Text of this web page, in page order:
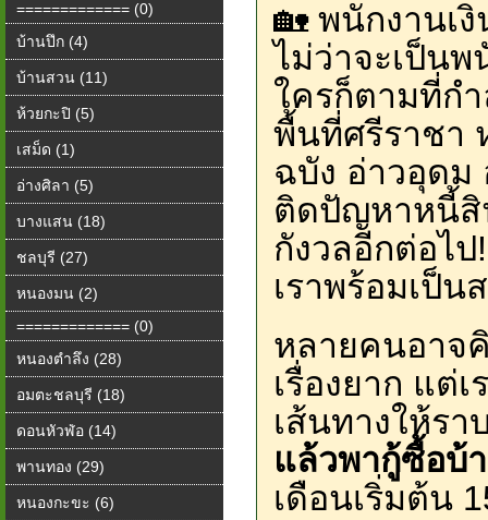
============= (0)
บ้านปึก (4)
บ้านสวน (11)
ห้วยกะปิ (5)
เสม็ด (1)
อ่างศิลา (5)
บางแสน (18)
ชลบุรี (27)
หนองมน (2)
============= (0)
หนองตำลึง (28)
อมตะชลบุรี (18)
ดอนหัวฬ่อ (14)
พานทอง (29)
หนองกะขะ (6)
🏡 พนักงานเ
ไม่ว่าจะเป็น
ใครก็ตามที่ก
พื้นที่ศรีราชา
ฉบัง อ่าวอุด
ติดปัญหาหนี้สิ
กังวลอีกต่อไ
เราพร้อมเป็
หลายคนอาจ
เรื่องยาก แต่
เส้นทางให้ร
แล้วพากู้ซื้อบ้
เดือนเริ่มต้น